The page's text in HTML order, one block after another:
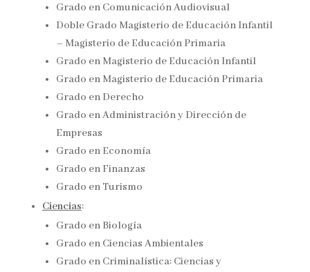
Grado en Comunicación Audiovisual
Doble Grado Magisterio de Educación Infantil
– Magisterio de Educación Primaria
Grado en Magisterio de Educación Infantil
Grado en Magisterio de Educación Primaria
Grado en Derecho
Grado en Administración y Dirección de
Empresas
Grado en Economía
Grado en Finanzas
Grado en Turismo​
Ciencias:
Grado en Biología
Grado en Ciencias Ambientales
Grado en Criminalística: Ciencias y